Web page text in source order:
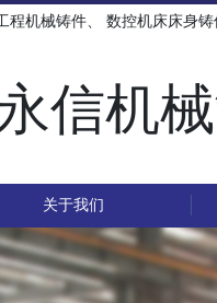
程机械铸件 数控机床床身铸
信机
关于我们